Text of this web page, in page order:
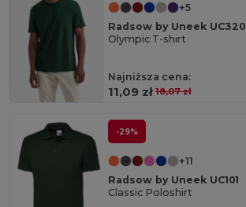
+5
Radsow by Uneek UC320
Olympic T-shirt
Najniższa cena:
11,09 zł 18,07 zł
-29%
+11
Radsow by Uneek UC101
Classic Poloshirt